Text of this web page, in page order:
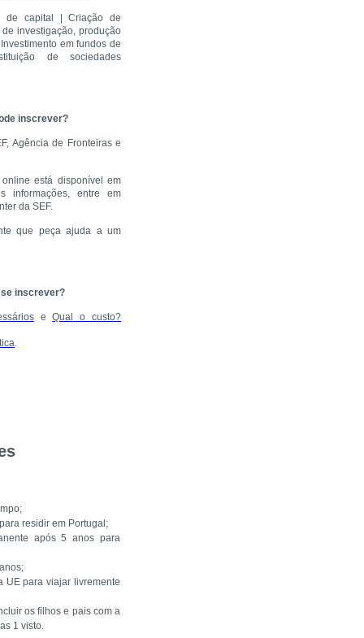
de capital | Criação de
investigação, produção
em fundos de
de sociedades
inscrever?
Agência de Fronteiras e
está disponível em
informações, entre em
da SEF.
que peça ajuda a um
inscrever?
eQual o custo?
.
residir em Portugal;
após 5 anos para
UE para viajar livremente
os filhos e pais com a
1 visto.